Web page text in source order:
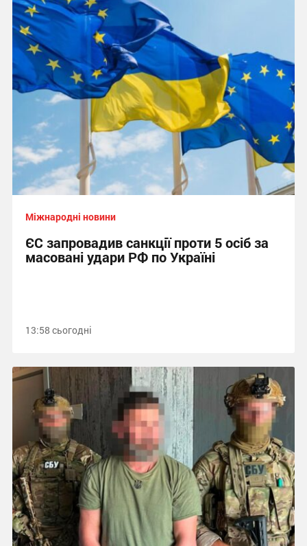
Міжнародні новини
ЄС запровадив санкції проти 5 осіб за
масовані удари РФ по Україні
13:58 сьогодні